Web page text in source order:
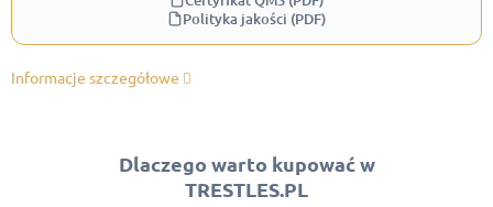
Polityka jakości (PDF)
Informacje szczegółowe
Dlaczego warto kupować w
TRESTLES.PL